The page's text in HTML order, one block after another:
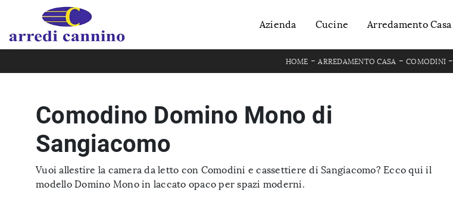
Azienda Cucine Arredamento Casa
HOME -ARREDAMENTO CASA - COMODINI -
Comodino Domino Mono di
Sangiacomo
Vuoi allestire la camera da letto con Comodini e cassettiere di Sangiacomo? Ecco qui il
modello Domino Mono in laccato opaco per spazi moderni.